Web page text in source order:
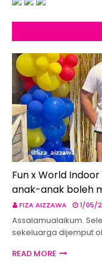
Fun x World
anak-anak boleh
FIZA AIZZAWA 1/05/
Assalamualaikum.
sekeluarga dijemput
READ MORE